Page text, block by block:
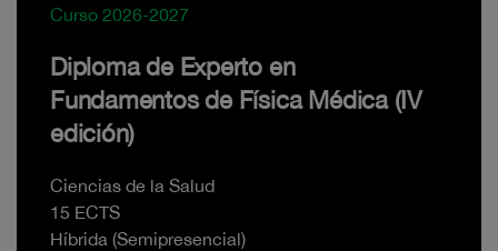
Curso 2026-2027
Diploma de Experto en
Fundamentos de Física Médica (IV
edición)
Ciencias de la Salud
15 ECTS
Híbrida (Semipresencial)